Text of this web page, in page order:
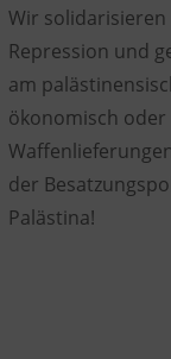
Wir
Repression und
am
ökonomisch
der
Palästina!